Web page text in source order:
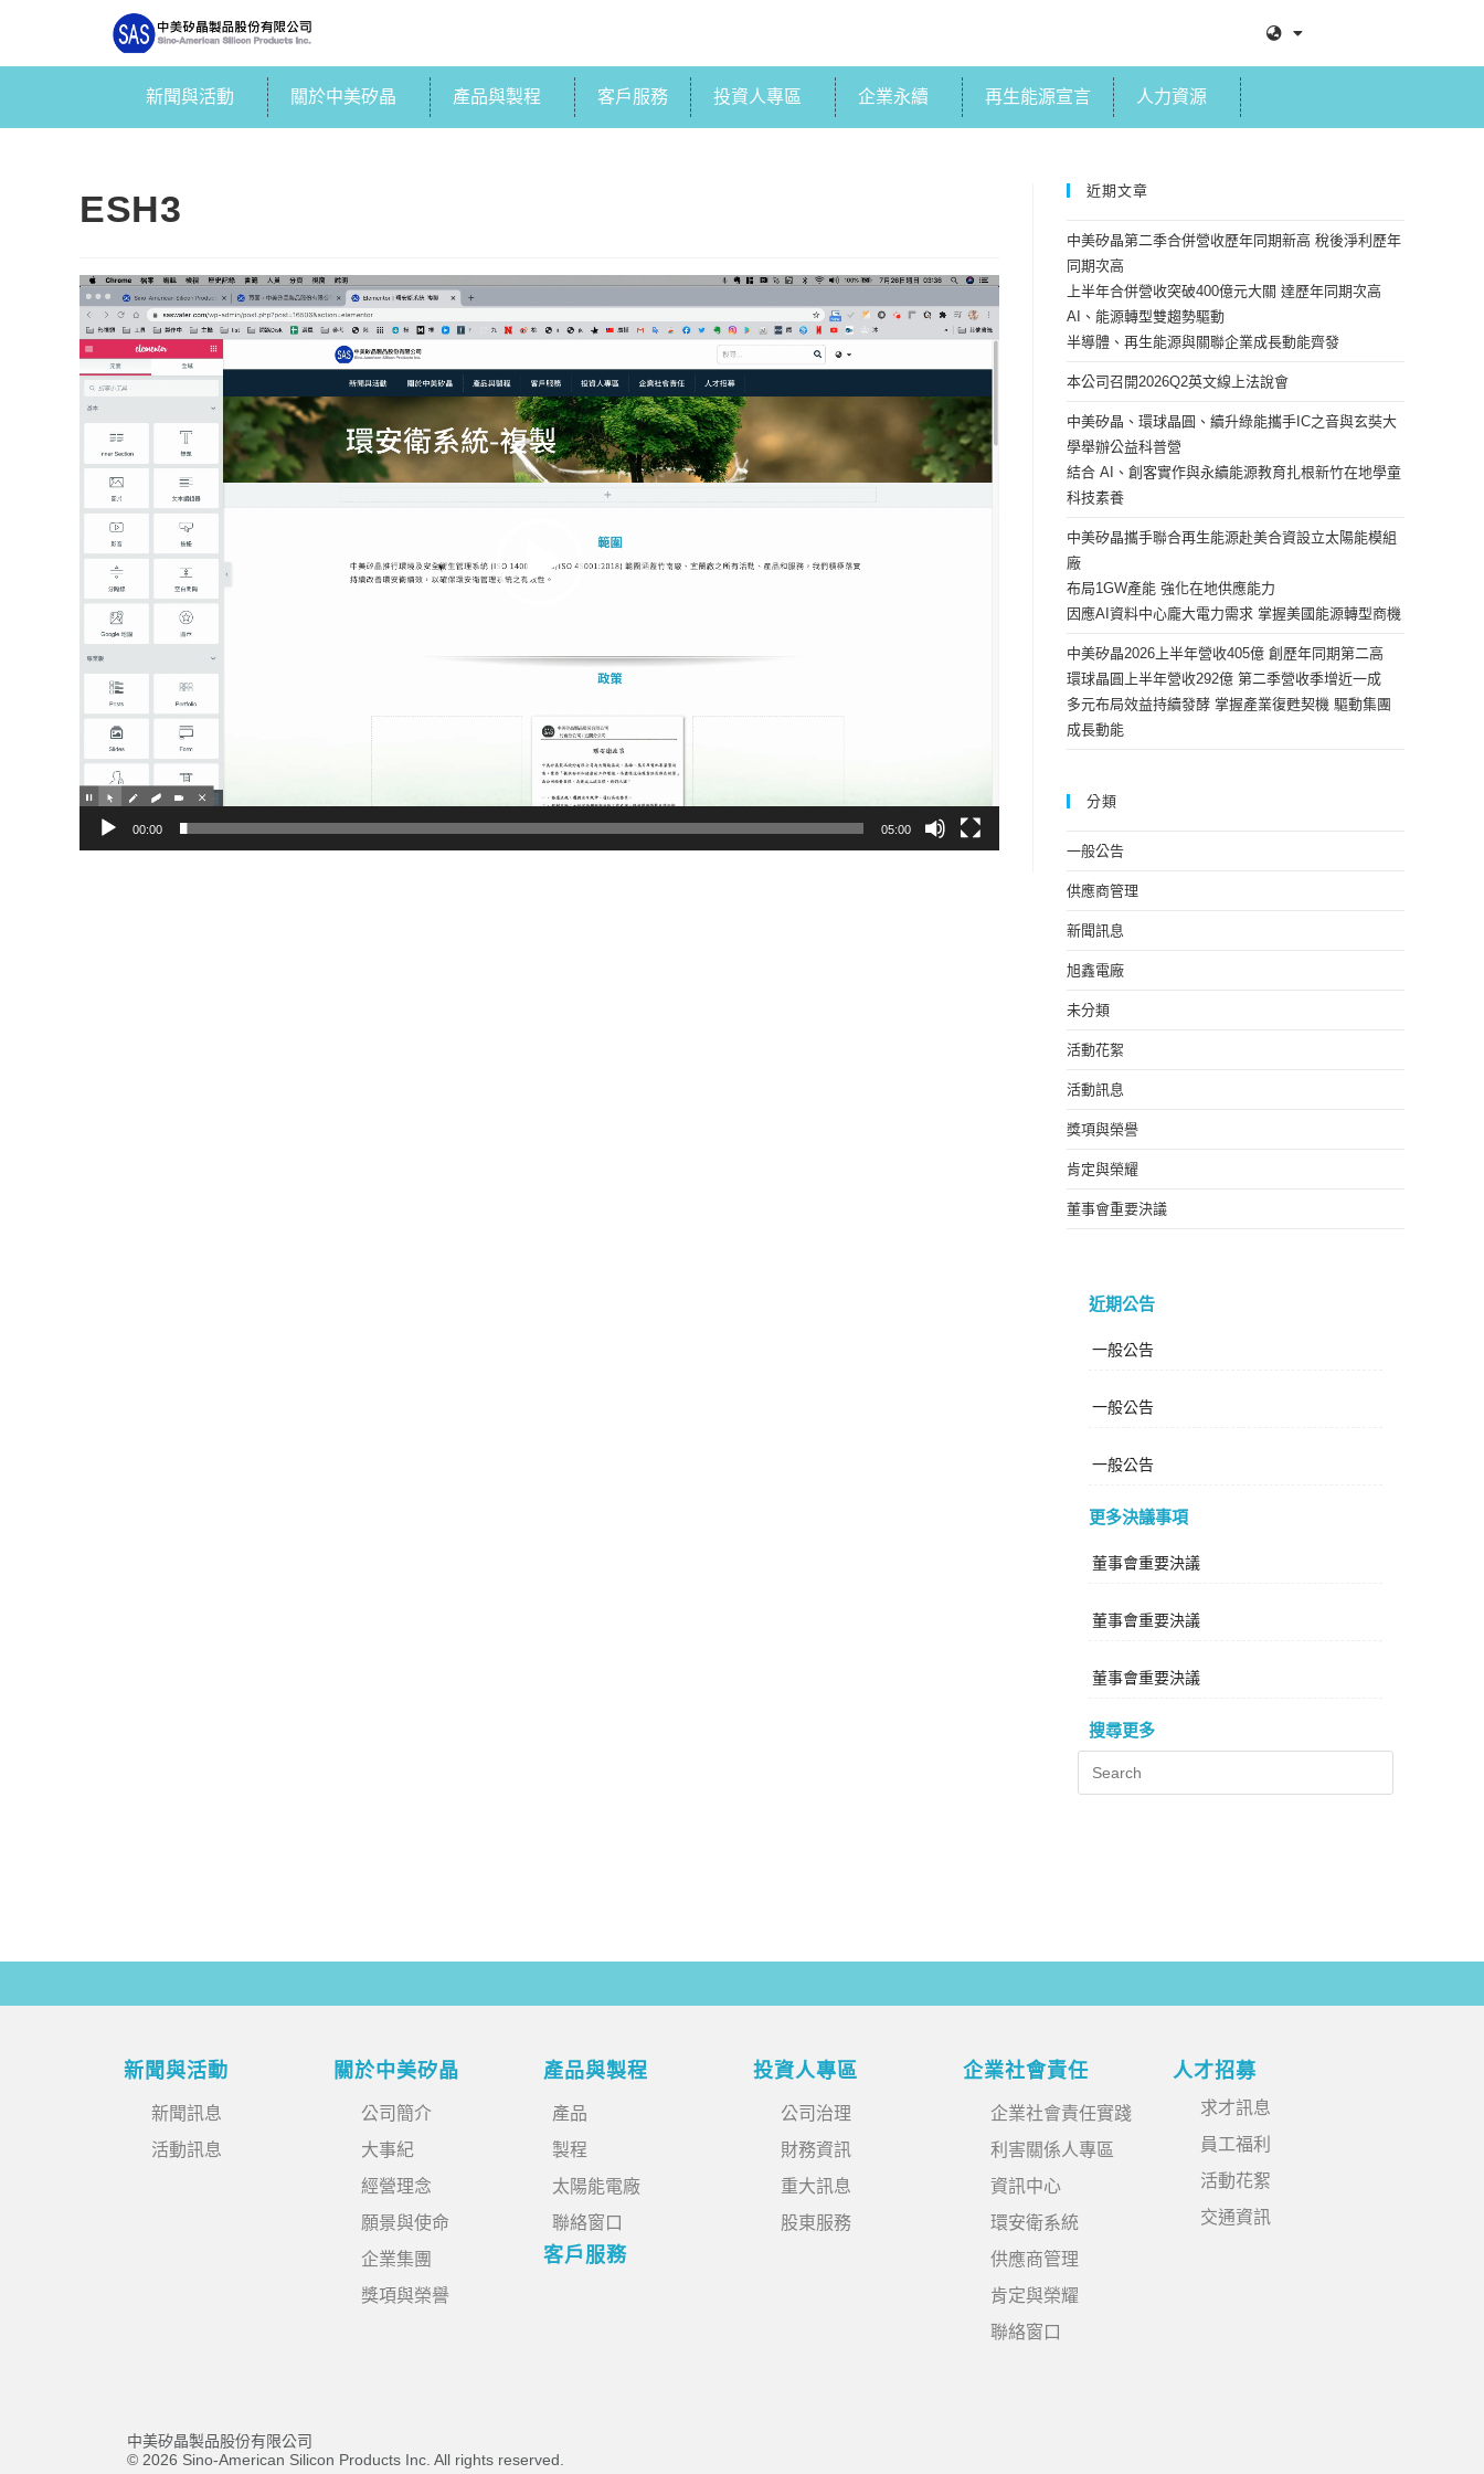
新聞與活動 關於中美矽晶 產品與製程 客戶服務 投資人專區 企業永續 再生能源宣言 人力資源
ESH3
視
訊
播
放
00:00 05:00
近期文章
中美矽晶第二季合併營收歷年同期新高 稅後淨利歷年
同期次高
上半年合併營收突破400億元大關 達歷年同期次高
AI、能源轉型雙趨勢驅動
半導體、再生能源與關聯企業成長動能齊發
本公司召開2026Q2英文線上法說會
中美矽晶、環球晶圓、續升綠能攜手IC之音與玄奘大
學舉辦公益科普營
結合 AI、創客實作與永續能源教育扎根新竹在地學童
科技素養
中美矽晶攜手聯合再生能源赴美合資設立太陽能模組
廠
布局1GW產能 強化在地供應能力
因應AI資料中心龐大電力需求 掌握美國能源轉型商機
中美矽晶2026上半年營收405億 創歷年同期第二高
環球晶圓上半年營收292億 第二季營收季增近一成
多元布局效益持續發酵 掌握產業復甦契機 驅動集團
成長動能
分類
一般公告
供應商管理
新聞訊息
旭鑫電廠
未分類
活動花絮
活動訊息
獎項與榮譽
肯定與榮耀
董事會重要決議
近期公告
一般公告
一般公告
一般公告
更多決議事項
董事會重要決議
董事會重要決議
董事會重要決議
搜尋更多
新聞與活動
新聞訊息
活動訊息
關於中美矽晶
公司簡介
大事紀
經營理念
願景與使命
企業集團
獎項與榮譽
產品與製程
產品
製程
太陽能電廠
聯絡窗口
客戶服務
投資人專區
公司治理
財務資訊
重大訊息
股東服務
企業社會責任
企業社會責任實踐
利害關係人專區
資訊中心
環安衛系統
供應商管理
肯定與榮耀
聯絡窗口
人才招募
求才訊息
員工福利
活動花絮
交通資訊
中美矽晶製品股份有限公司
© 2026 Sino-American Silicon Products Inc. All rights reserved.